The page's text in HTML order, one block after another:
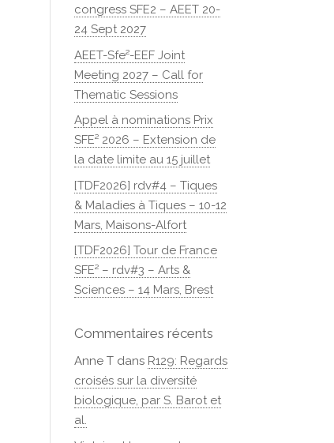
congress SFE2 – AEET 20-
24 Sept 2027
AEET-Sfe²-EEF Joint
Meeting 2027 – Call for
Thematic Sessions
Appel à nominations Prix
SFE² 2026 – Extension de
la date limite au 15 juillet
[TDF2026] rdv#4 – Tiques
& Maladies à Tiques – 10-12
Mars, Maisons-Alfort
[TDF2026] Tour de France
SFE² – rdv#3 – Arts &
Sciences – 14 Mars, Brest
Commentaires récents
Anne T dans R129: Regards
croisés sur la diversité
biologique, par S. Barot et
al.